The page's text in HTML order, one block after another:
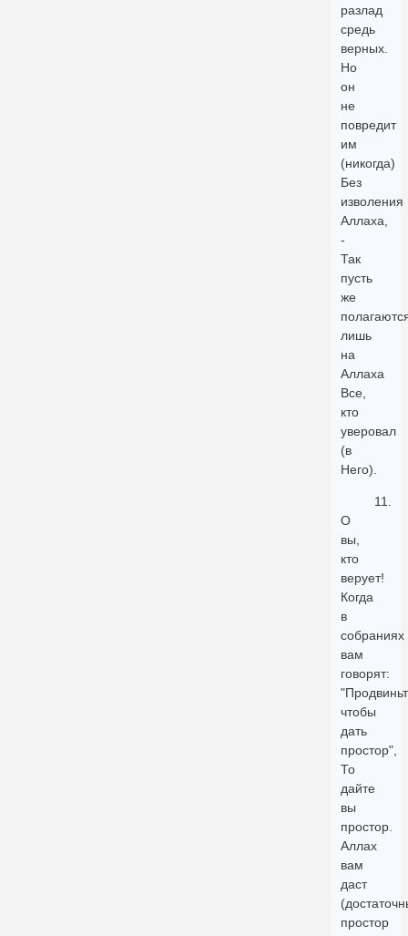
разлад
средь
верных.
Но
он
не
повредит
им
(никогда)
Без
изволения
Аллаха,
-
Так
пусть
же
лишь
на
Аллаха
Все,
кто
уверовал
(в
Него).
11.
О
вы,
кто
верует!
Когда
в
собраниях
вам
говорят:
чтобы
дать
простор",
То
дайте
вы
простор.
Аллах
вам
даст
простор